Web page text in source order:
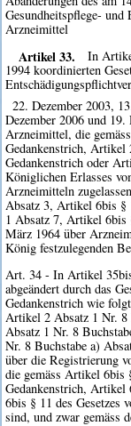
Gesundheitspflege-
Arzneimittel
Artikel 33.
In
1994 koordinierten
22. Dezember 2003,
Dezember 2006 und
Arzneimittel, die
Gedankenstrich, Artikel
Gedankenstrich oder
Königlichen Erlasses
Arzneimitteln
Absatz 3, Artikel 6bis §
1 Absatz 7, Artikel 6bis
März 1964 über
König festzulegenden
Art. 34 - In Artikel
abgeändert durch das
Gedankenstrich wie
Artikel 2 Absatz 1 Nr. 8
Absatz 1 Nr. 8
Nr. 8 Buchstabe a)
über die Registrierung
die gemäss Artikel
Gedankenstrich,
6bis § 11 des Gesetzes
sind, und zwar gemäss